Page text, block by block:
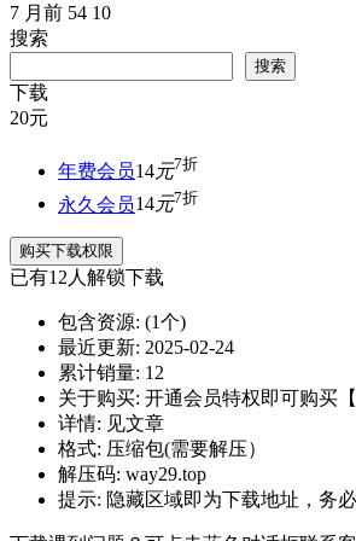
7 月前 54 10
搜索
搜索
下载
20元
年费会员14元7折
永久会员14元7折
购买下载权限
已有12人解锁下载
包含资源: (1个)
最近更新: 2025-02-24
累计销量: 12
关于购买: 开通会员特权即可购买
详情: 见文章
格式: 压缩包(需要解压）
解压码: way29.top
提示: 隐藏区域即为下载地址，务